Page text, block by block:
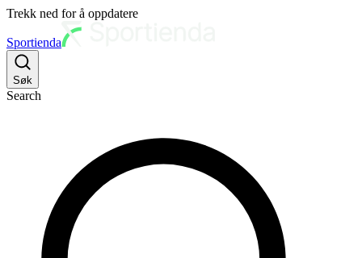
Trekk ned for å oppdatere
Sportienda
Søk
Search